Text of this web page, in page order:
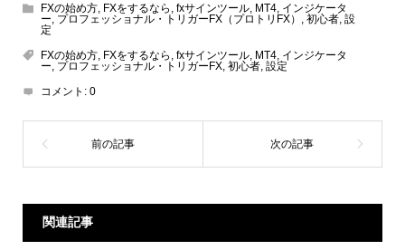
FXの始め方, FXをするなら , fxサインツール, MT4, インジケータ
ー, プロフェッショナル・トリガーFX（プロトリFX） , 初心者, 設
定
FXの始め方, FXをするなら , fxサインツール, MT4, インジケータ
ー, プロフェッショナル・トリガーFX, 初心者, 設定
コメント: 0
関連記事